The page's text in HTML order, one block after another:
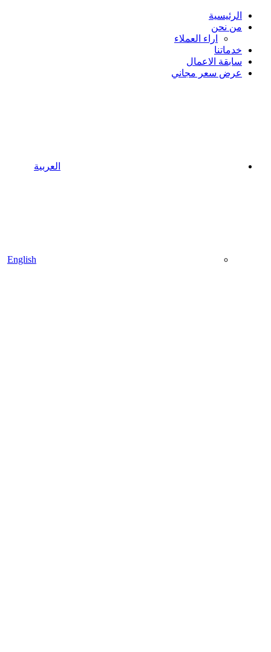
الرئيسية
من نحن
اراء العملاء
خدماتنا
سابقة الاعمال
عرض سعر مجاني
العربية
English